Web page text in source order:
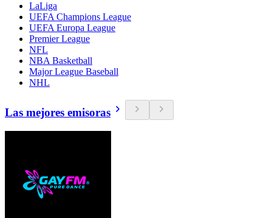
LaLiga
UEFA Champions League
UEFA Europa League
Premier League
NFL
NBA Basketball
Major League Baseball
NHL
Las mejores emisoras